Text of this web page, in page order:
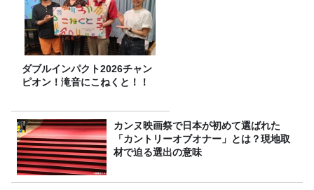
ダブルインパクト2026チャン
ピオン！滝音にこねくと！！
カンヌ映画祭で日本が初めて選ばれた
「カントリーオブオナー」とは？現地取
材で迫る選出の意味